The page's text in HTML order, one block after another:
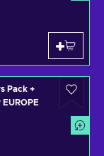
Pack +